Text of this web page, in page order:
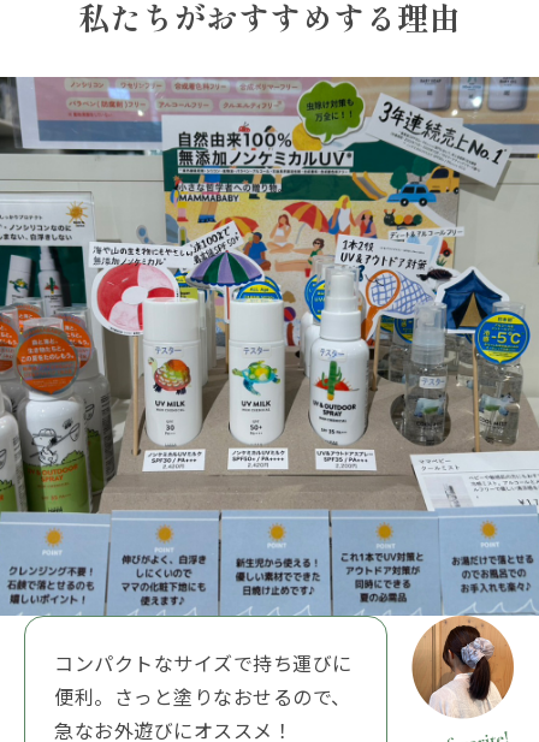
私たちがおすすめする理由
コンパクトなサイズで持ち運びに
便利。さっと塗りなおせるので、
急なお外遊びにオススメ！